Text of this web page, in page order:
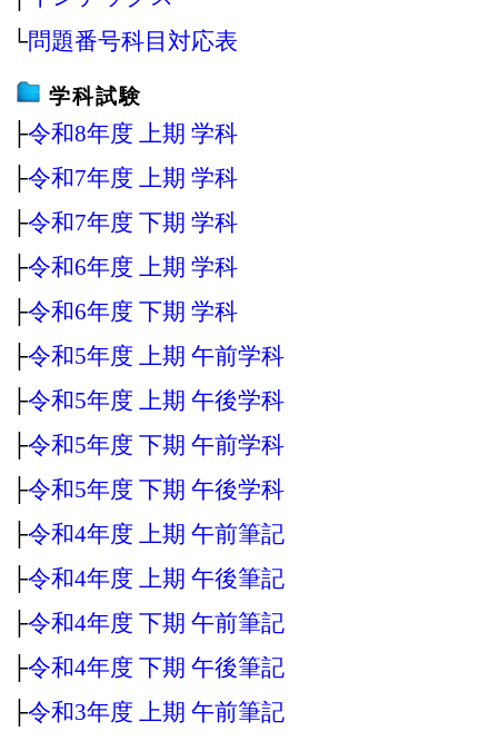
└問題番号科目対応表
学科試験
├令和8年度 上期 学科
├令和7年度 上期 学科
├令和7年度 下期 学科
├令和6年度 上期 学科
├令和6年度 下期 学科
├令和5年度 上期 午前学科
├令和5年度 上期 午後学科
├令和5年度 下期 午前学科
├令和5年度 下期 午後学科
├令和4年度 上期 午前筆記
├令和4年度 上期 午後筆記
├令和4年度 下期 午前筆記
├令和4年度 下期 午後筆記
├令和3年度 上期 午前筆記